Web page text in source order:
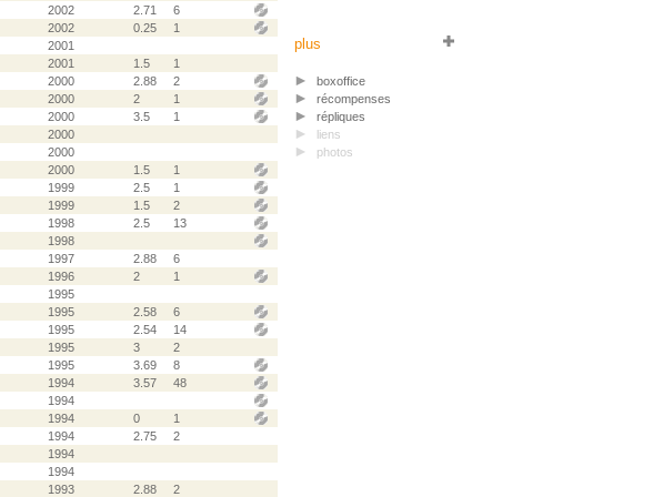
2002 2.71
6
2002 0.25
1
2001
2001 1.5
1
2000 2.88
2
2000 2
1
2000 3.5
1
2000
2000
2000 1.5
1
1999 2.5
1
1999 1.5
2
1998 2.5
13
1998
1997 2.88
6
1996 2
1
1995
1995 2.58
6
1995 2.54
14
1995 3
2
1995 3.69
8
1994 3.57
48
1994
1994 0
1
1994 2.75
2
1994
1994
1993 2.88
2
plus
boxoffice
récompenses
répliques
liens
photos